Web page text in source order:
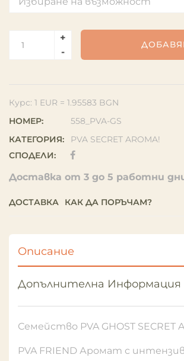
Курс: 1 EUR = 1.95583 BGN
НОМЕР:
558_PVA-GS
КАТЕГОРИЯ:
PVA SECRET AROMA!
СПОДЕЛИ:
Доставка от 3 до 5 работни
ДОСТАВКА КАК ДА ПОРЪЧАМ?
Описание
Допълнителна Информация
Семейство PVA GHOST SECRET
PVA FRIEND Аромат с